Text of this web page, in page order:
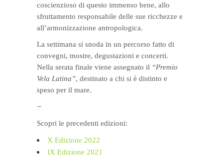
coscienzioso di questo immenso bene, allo
sfruttamento responsabile delle sue ricchezze e
all’armonizzazione antropologica.
La settimana si snoda in un percorso fatto di
convegni, mostre, degustazioni e concerti.
Nella serata finale viene assegnato il “Premio
Vela Latina”, destinato a chi si è distinto e
speso per il mare.
–
Scopri le precedenti edizioni:
X Edizione 2022
IX Edizione 2021